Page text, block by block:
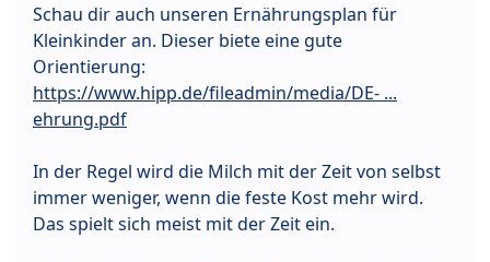
Schau dir auch unseren Ernährungsplan für
Kleinkinder an. Dieser biete eine gute
Orientierung:
https://www.hipp.de/fileadmin/media/DE- ...
ehrung.pdf
In der Regel wird die Milch mit der Zeit von selbst
immer weniger, wenn die feste Kost mehr wird.
Das spielt sich meist mit der Zeit ein.